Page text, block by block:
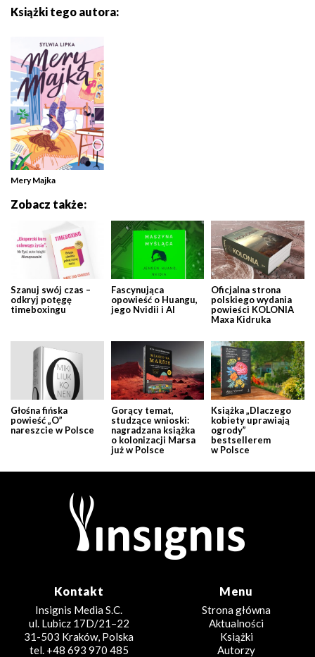
Książki tego autora:
Mery Majka
Zobacz także:
Szanuj swój czas –
odkryj potęgę
timeboxingu
Fascynująca
opowieść o Huangu,
jego Nvidii i AI
Oficjalna strona
polskiego wydania
powieści KOLONIA
Maxa Kidruka
Głośna fińska
powieść „O”
nareszcie w Polsce
Gorący temat,
studzące wnioski:
nagradzana książka
o kolonizacji Marsa
już w Polsce
Książka „Dlaczego
kobiety uprawiają
ogrody”
bestsellerem
w Polsce
Kontakt
Insignis Media S.C.
ul. Lubicz 17D/21–22
31-503 Kraków, Polska
tel. +48 693 970 485
Menu
Strona główna
Aktualności
Książki
Autorzy